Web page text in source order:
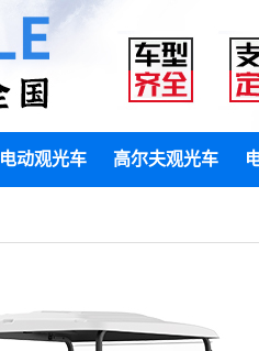
电动观光车 高尔夫观光车